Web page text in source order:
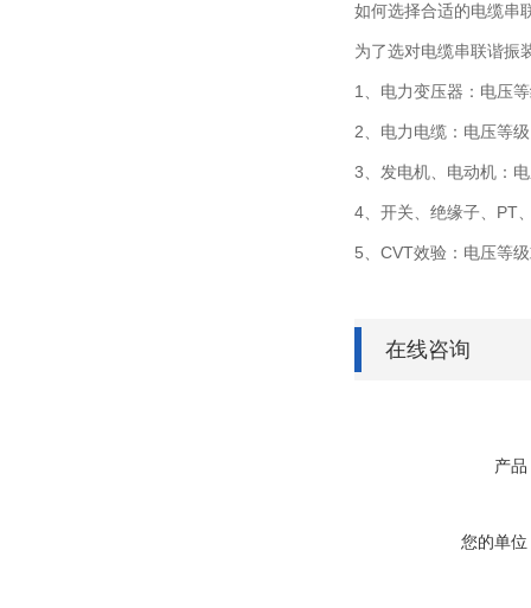
如何选择合适的电缆串
为了选对电缆串联谐振
1、电力变压器：电压
2、电力电缆：电压等
3、发电机、电动机：
4、开关、绝缘子、PT
5、CVT效验：电压等
在线咨询
产品
您的单位